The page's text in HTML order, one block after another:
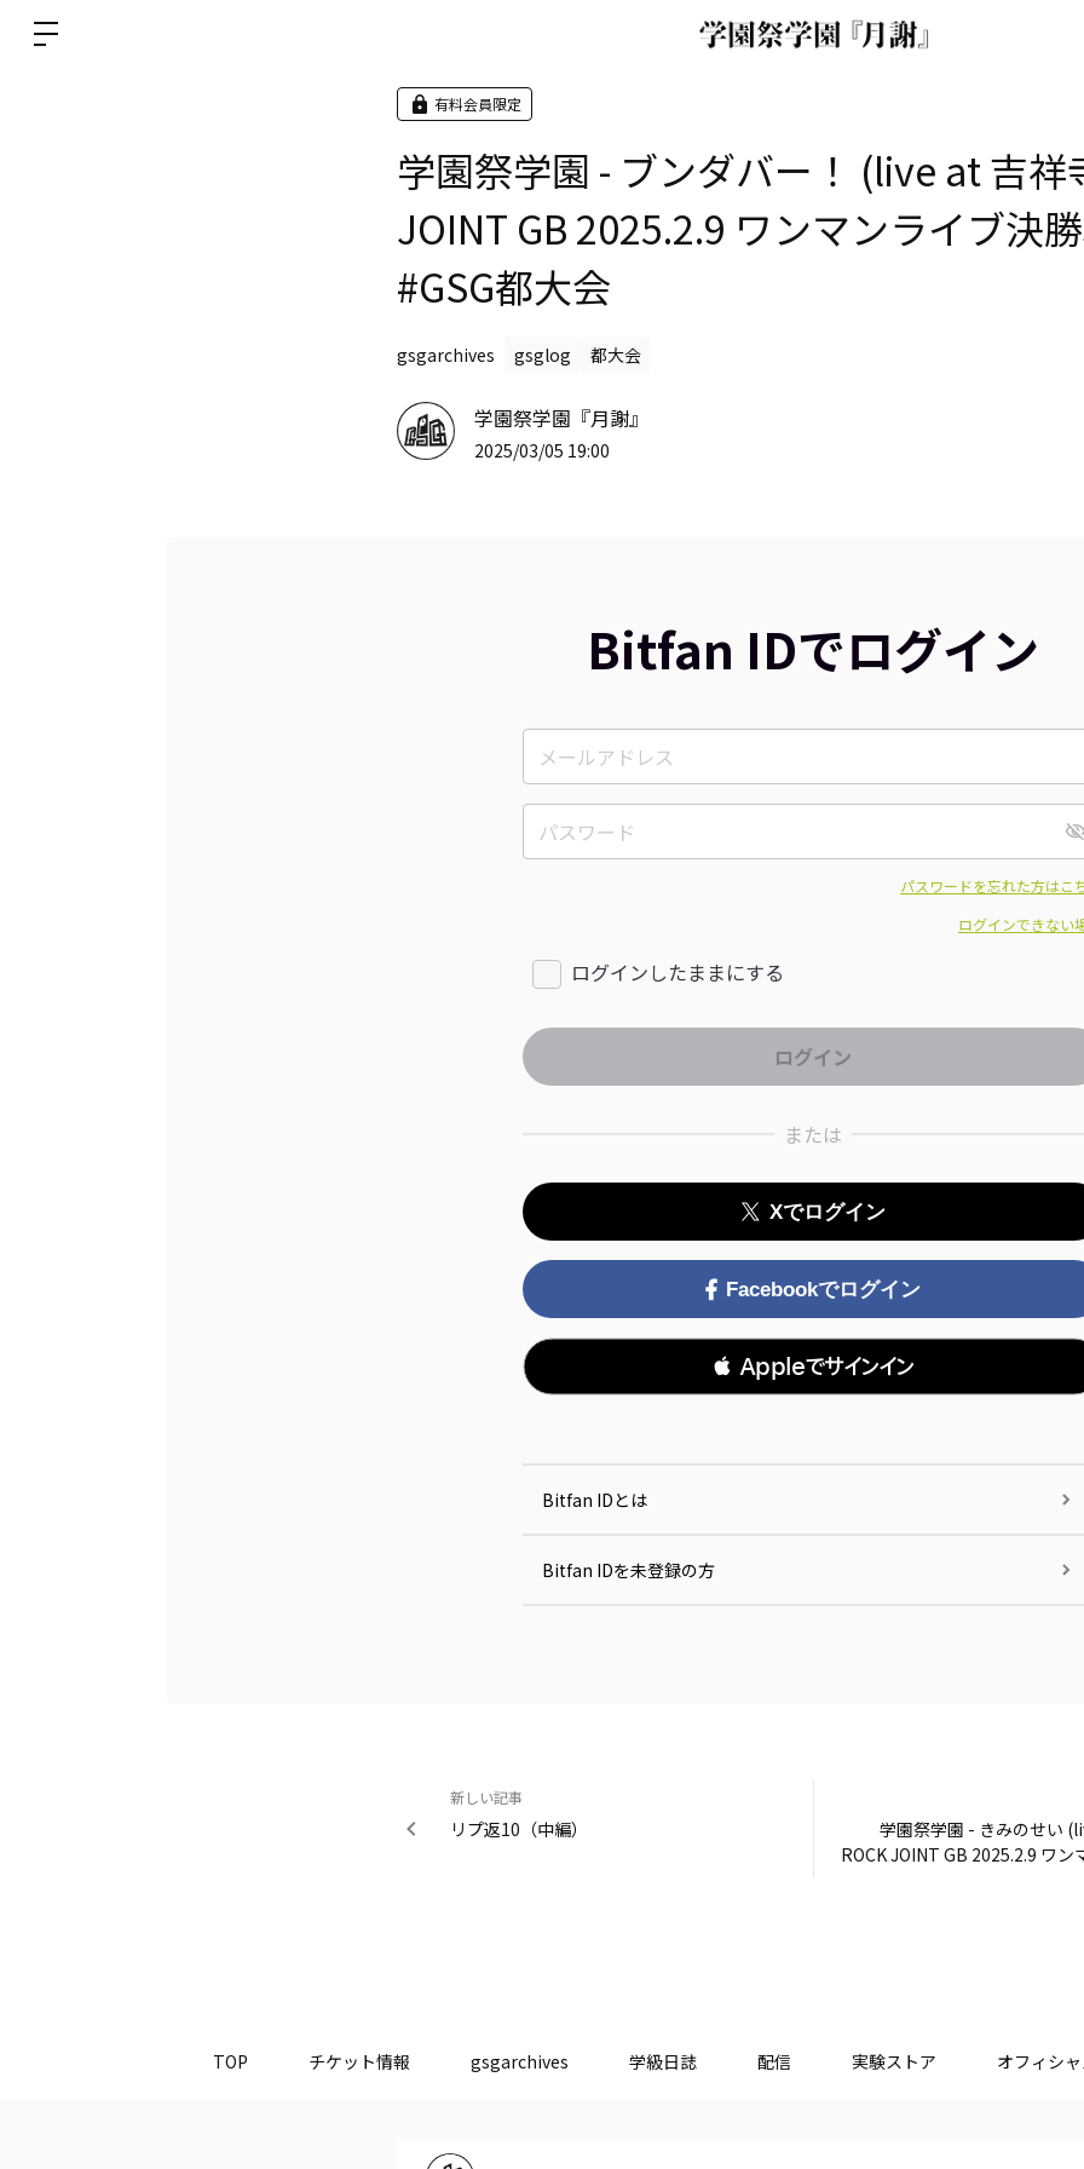
有料会員限定
学園祭学園 - ブンダバー！ (live at 吉祥
JOINT GB 2025.2.9 ワンマンライブ決
#GSG都大会
gsgarchives gsglog 都大会
学園祭学園『月謝』
2025/03/05 19:00
Bitfan IDでログイン
パスワードを忘れた方はこ
ログインできない
ログインしたままにする
または
Xでログイン
Facebookでログイン
 Appleでサインイン
Bitfan IDとは
Bitfan IDを未登録の方
新しい記事
リプ返10（中編）
学園祭学園 - きみのせい
ROCK JOINT GB 2025.2.9 ワン
TOP チケット情報 gsgarchives 学級日誌 配信 実験ストア オフィシ